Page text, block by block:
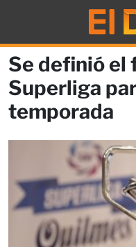
Se definió el
Superliga
temporada